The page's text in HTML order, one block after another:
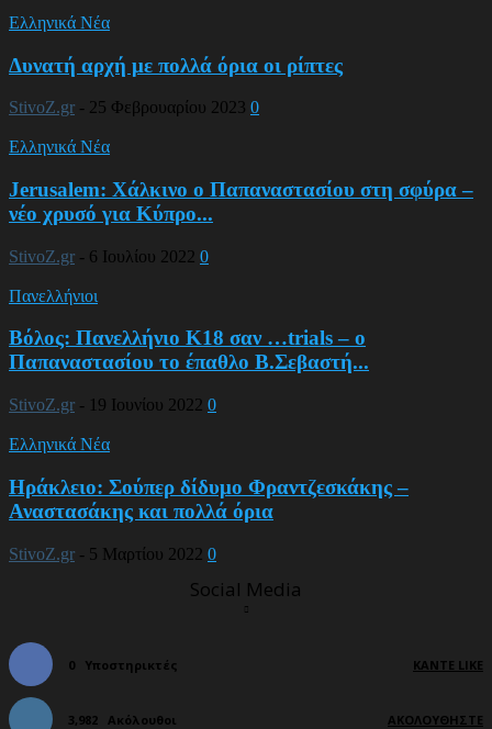
Ελληνικά Νέα
Δυνατή αρχή με πολλά όρια οι ρίπτες
StivoZ.gr - 25 Φεβρουαρίου 2023 0
Ελληνικά Νέα
Jerusalem: Χάλκινο ο Παπαναστασίου στη σφύρα –
νέο χρυσό για Κύπρο...
StivoZ.gr - 6 Ιουλίου 2022 0
Πανελλήνιοι
Βόλος: Πανελλήνιο Κ18 σαν …trials – ο
Παπαναστασίου το έπαθλο Β.Σεβαστή...
StivoZ.gr - 19 Ιουνίου 2022 0
Ελληνικά Νέα
Ηράκλειο: Σούπερ δίδυμο Φραντζεσκάκης –
Αναστασάκης και πολλά όρια
StivoZ.gr - 5 Μαρτίου 2022 0
Social Media
0 Υποστηρικτές ΚΆΝΤΕ LIKE
3,982 Ακόλουθοι ΑΚΟΛΟΥΘΉΣΤΕ